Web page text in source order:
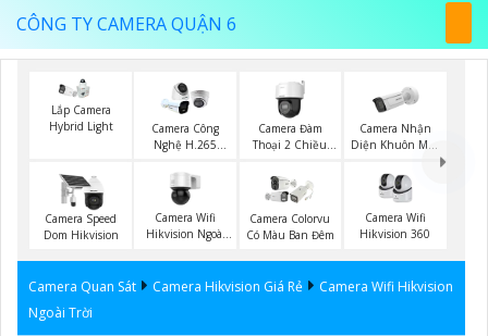
CÔNG TY CAMERA QUẬN 6
Lắp Camera
Hybrid Light
Camera Công
Nghệ H.265
Camera Đàm
Thoại 2 Chiều
Camera Nhận
Diện Khuôn Mặt
Camera Speed
Dom Hikvision
Camera Wifi
Hikvision Ngoài
Camera Colorvu
Có Màu Ban Đêm
Camera Wifi
Hikvision 360
Camera Quan Sát Camera Hikvision Giá Rẻ
Camera Wifi Hikvision
Ngoài Trời